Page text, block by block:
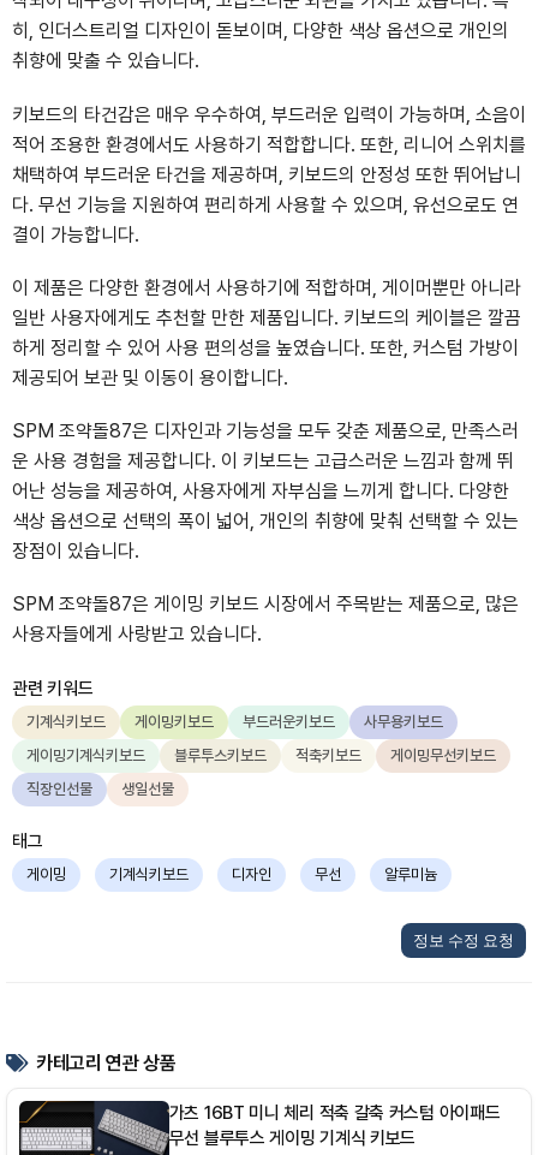
히, 인더스트리얼 디자인이 돋보이며, 다양한 색상 옵션으로 개인의
취향에 맞출 수 있습니다.
키보드의 타건감은 매우 우수하여, 부드러운 입력이 가능하며, 소음이
적어 조용한 환경에서도 사용하기 적합합니다. 또한, 리니어 스위치를
채택하여 부드러운 타건을 제공하며, 키보드의 안정성 또한 뛰어납니
다. 무선 기능을 지원하여 편리하게 사용할 수 있으며, 유선으로도 연
결이 가능합니다.
이 제품은 다양한 환경에서 사용하기에 적합하며, 게이머뿐만 아니라
일반 사용자에게도 추천할 만한 제품입니다. 키보드의 케이블은 깔끔
하게 정리할 수 있어 사용 편의성을 높였습니다. 또한, 커스텀 가방이
제공되어 보관 및 이동이 용이합니다.
SPM 조약돌87은 디자인과 기능성을 모두 갖춘 제품으로, 만족스러
운 사용 경험을 제공합니다. 이 키보드는 고급스러운 느낌과 함께 뛰
어난 성능을 제공하여, 사용자에게 자부심을 느끼게 합니다. 다양한
색상 옵션으로 선택의 폭이 넓어, 개인의 취향에 맞춰 선택할 수 있는
장점이 있습니다.
SPM 조약돌87은 게이밍 키보드 시장에서 주목받는 제품으로, 많은
사용자들에게 사랑받고 있습니다.
관련 키워드
기계식키보드 게이밍키보드 부드러운키보드
사무용키보드
게이밍기계식키보드
블루투스키보드 적축키보드
게이밍무선키보드
직장인선물
생일선물
태그
게이밍 기계식키보드 디자인 무선 알루미늄
정보 수정 요청
카테고리 연관 상품
가츠 16BT 미니 체리 적축 갈축 커스텀 아이패드
무선 블루투스 게이밍 기계식 키보드